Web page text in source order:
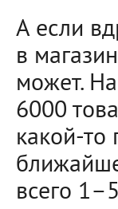
А если
в
может.
6000
какой-то
всего